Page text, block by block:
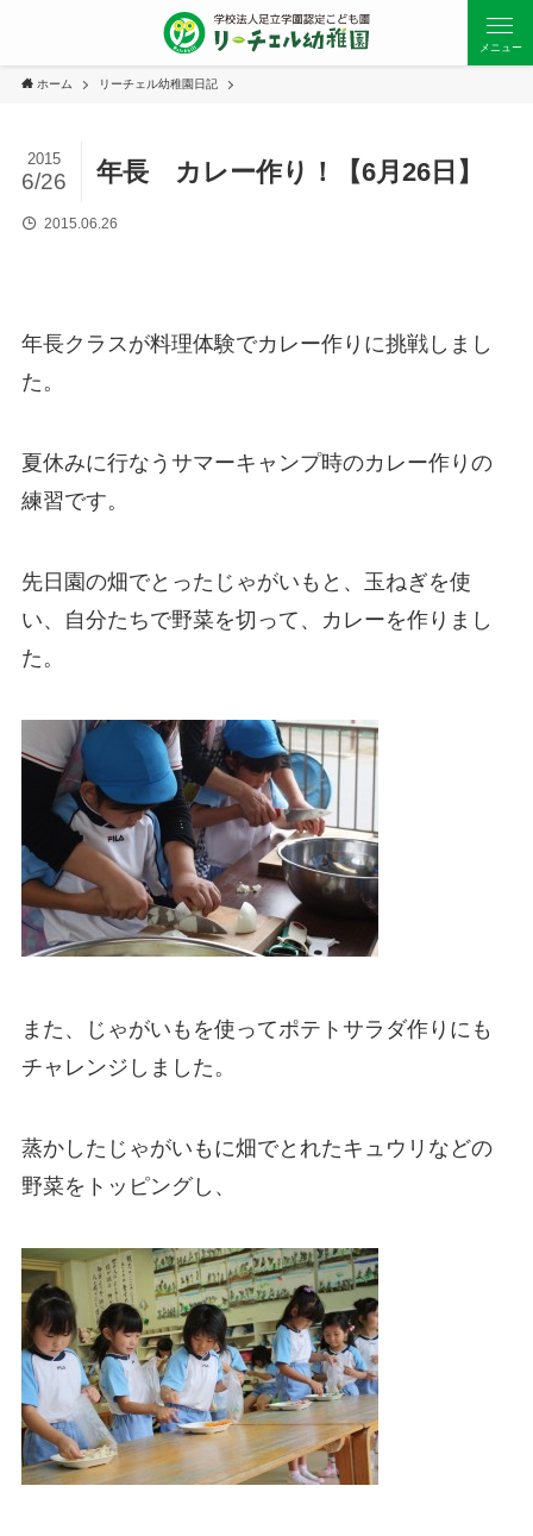
メニュー
ホーム リーチェル幼稚園日記
年長 カレー作り！【6月26日】
2015
6/26
2015.06.26
年長クラスが料理体験でカレー作りに挑戦しまし
た。
夏休みに行なうサマーキャンプ時のカレー作りの
練習です。
先日園の畑でとったじゃがいもと、玉ねぎを使
い、自分たちで野菜を切って、カレーを作りまし
た。
また、じゃがいもを使ってポテトサラダ作りにも
チャレンジしました。
蒸かしたじゃがいもに畑でとれたキュウリなどの
野菜をトッピングし、